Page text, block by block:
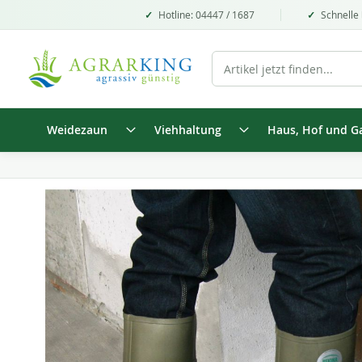
Hotline: 04447 / 1687
Weidezaun Viehhaltung Haus, Hof und
Zum
Ende
der
Bildgalerie
springen